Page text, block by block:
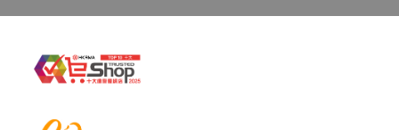
若包装或容器受损，请勿使用。
请先咨询医生意见。
若有呼吸道感染症状出现、持续或恶化，请咨询医